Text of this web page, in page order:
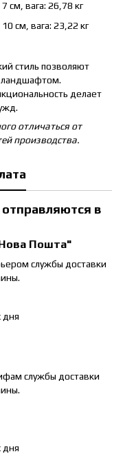
см, вага: 26,78 кг
см, вага: 23,22 кг
стиль позволяют
ландшафтом.
делает
отличаться от
производства.
в
Пошта"
службы доставки
дня
службы доставки
дня